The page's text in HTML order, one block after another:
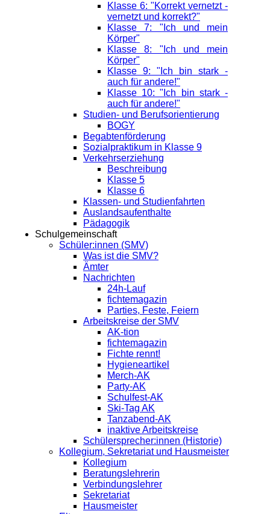
Klasse 6: "Korrekt vernetzt -
vernetzt und korrekt?"
Klasse 7: "Ich und mein
Körper"
Klasse 8: "Ich und mein
Körper"
Klasse 9: "Ich bin stark -
auch für andere!"
Klasse 10: "Ich bin stark -
auch für andere!"
Studien- und Berufsorientierung
BOGY
Begabtenförderung
Sozialpraktikum in Klasse 9
Verkehrserziehung
Beschreibung
Klasse 5
Klasse 6
Klassen- und Studienfahrten
Auslandsaufenthalte
Pädagogik
Schulgemeinschaft
Schüler:innen (SMV)
Was ist die SMV?
Ämter
Nachrichten
24h-Lauf
fichtemagazin
Parties, Feste, Feiern
Arbeitskreise der SMV
AK-tion
fichtemagazin
Fichte rennt!
Hygieneartikel
Merch-AK
Party-AK
Schulfest-AK
Ski-Tag AK
Tanzabend-AK
inaktive Arbeitskreise
Schülersprecher:innen (Historie)
Kollegium, Sekretariat und Hausmeister
Kollegium
Beratungslehrerin
Verbindungslehrer
Sekretariat
Hausmeister